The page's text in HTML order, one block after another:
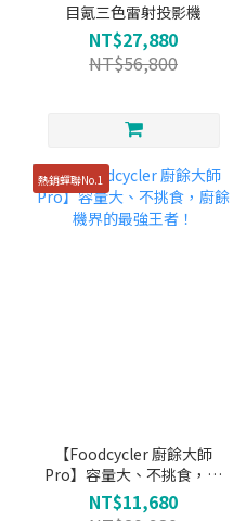
目氪三色雷射投影機
NT$27,880
NT$56,800
熱銷蟬聯No.1
【Foodcycler 廚餘大師
Pro】容量大、不挑食，廚
餘機界的最強王者！
NT$11,680